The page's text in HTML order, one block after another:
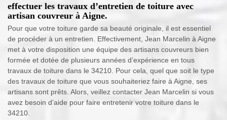
effectuer les travaux d’entretien de toiture avec
artisan couvreur à Aigne.
Pour que votre toiture garde sa beauté originale, il est essentiel
de procéder à un entretien. Effectivement, Jean Marcelin à Aigne
met à votre disposition une équipe des artisans couvreurs bien
formée et dotée de plusieurs années d’expérience en tous
travaux de toiture dans le 34210. Pour cela, quel que soit le type
des travaux de toiture que vous souhaiteriez faire à Aigne, ses
artisans sont prêts. Alors, veillez contacter Jean Marcelin si vous
avez besoin d’aide pour faire entretenir votre toiture dans le
34210.